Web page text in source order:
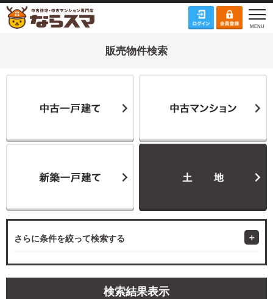
販売物件検索
さらに条件を絞って検索する
検索結果表示